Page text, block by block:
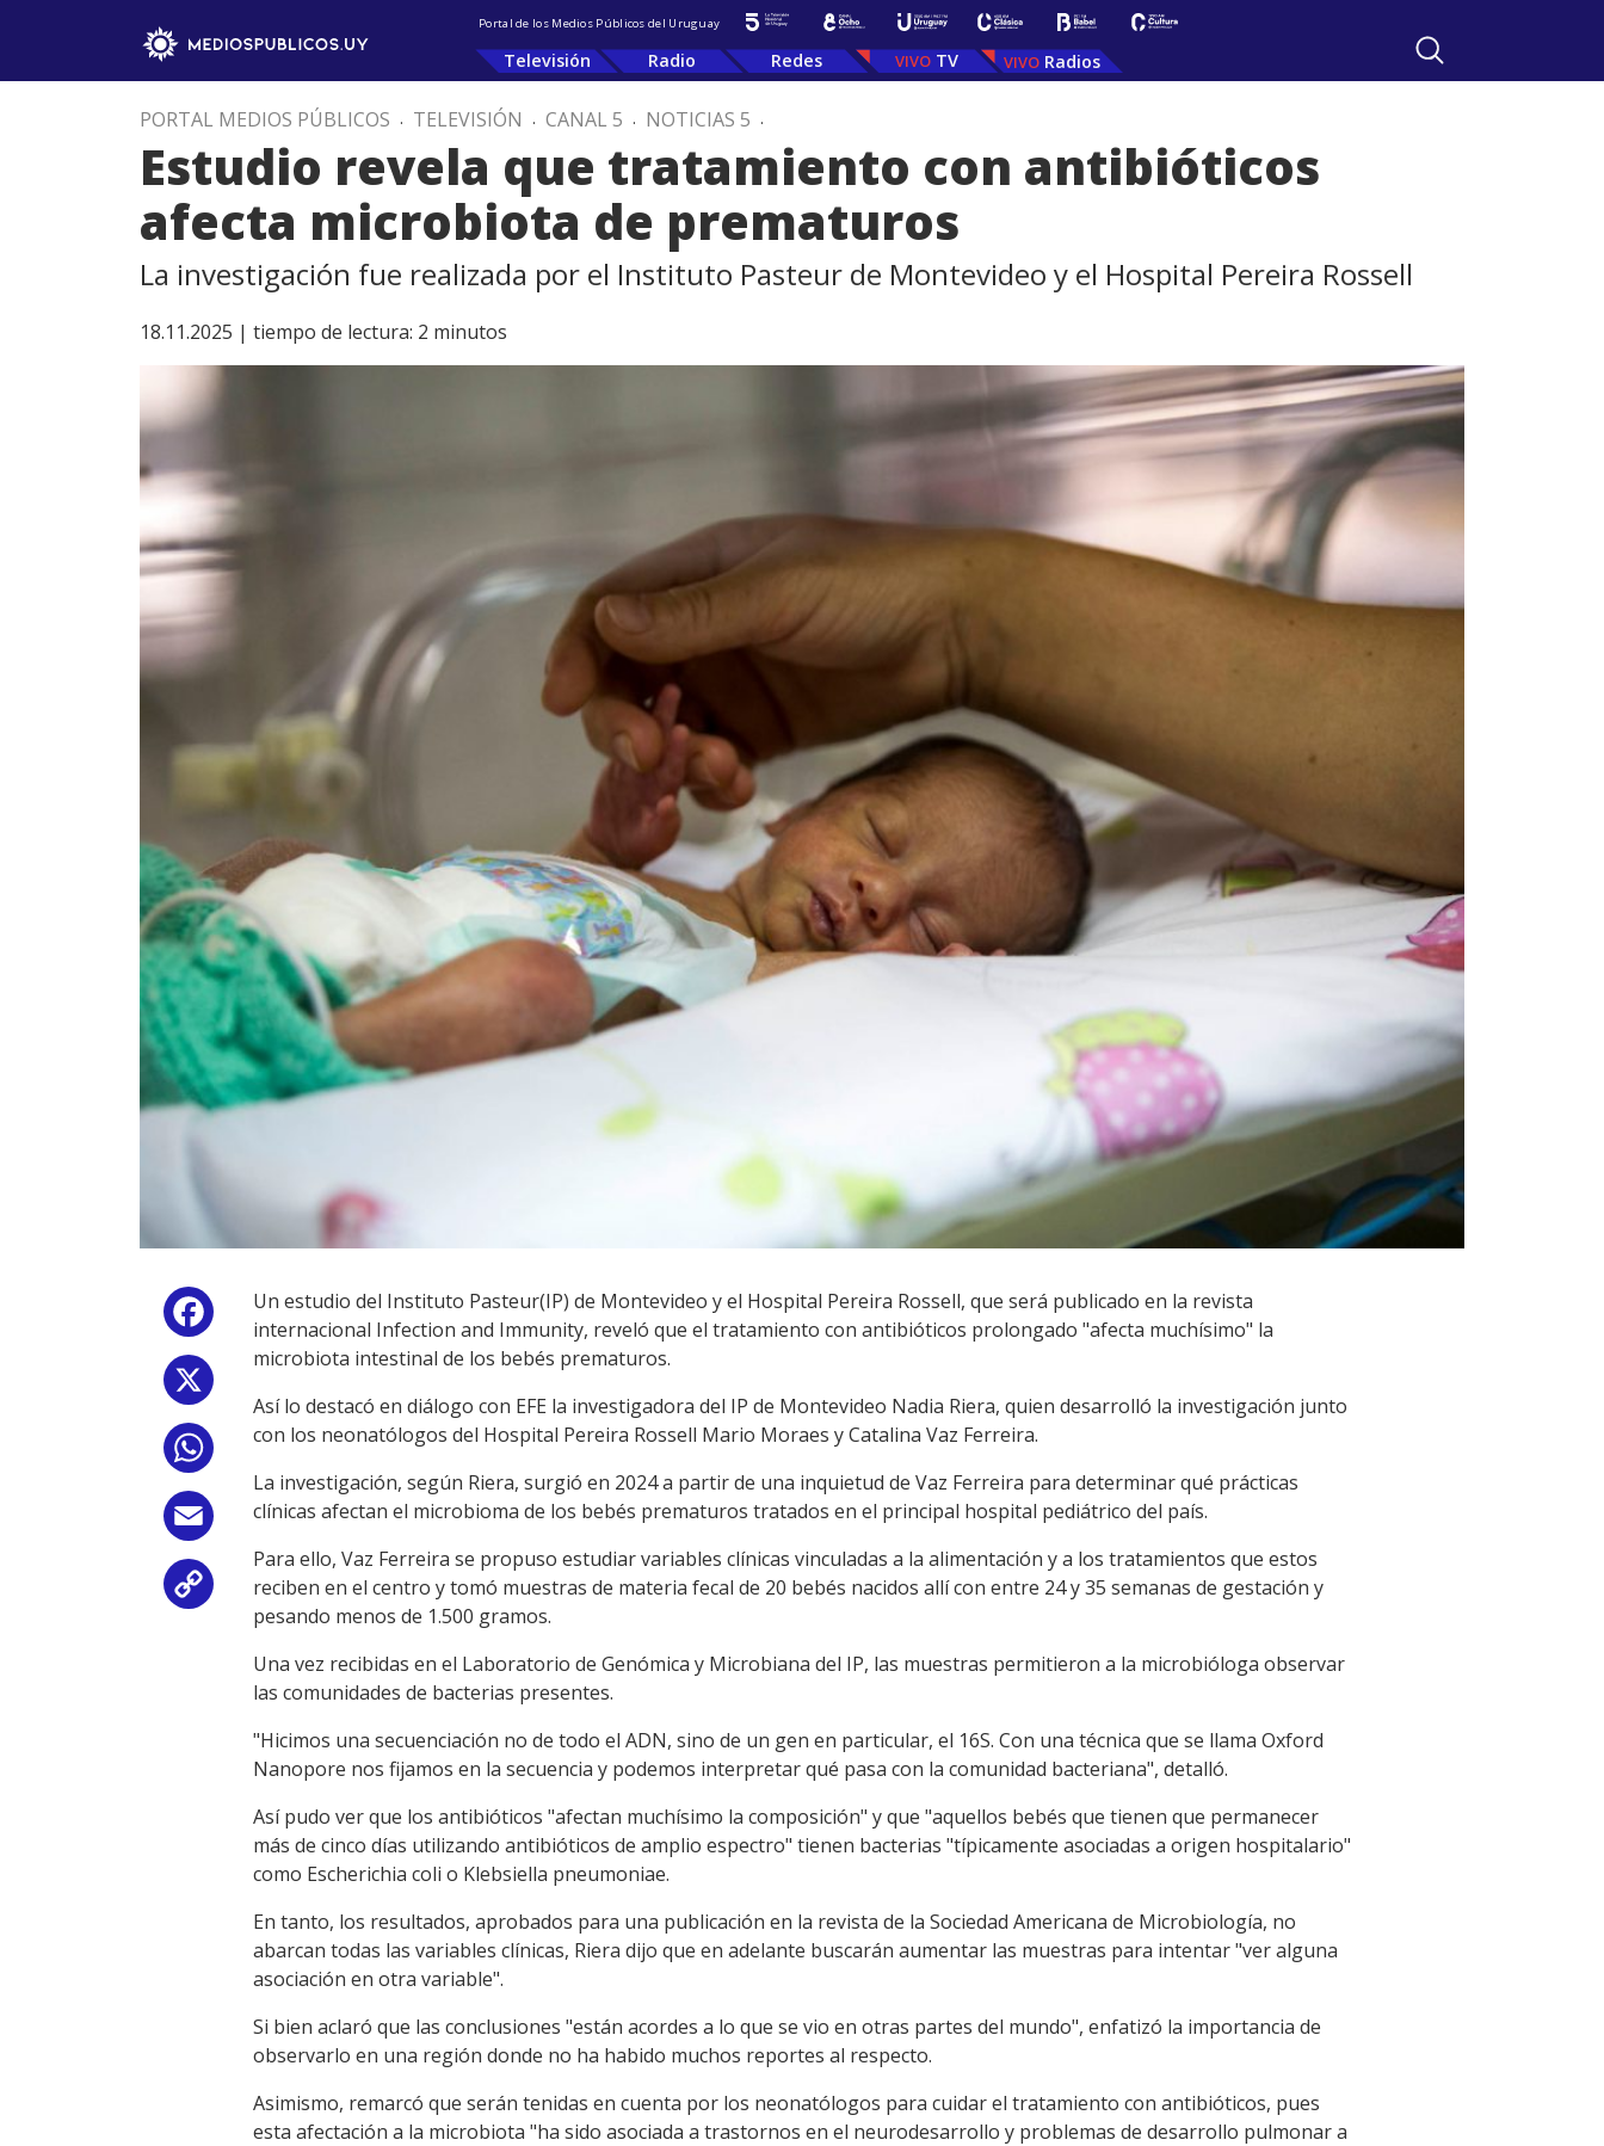
Portal de los Medios Públicos del Uruguay
Televisión Radio Redes TV Radios
PORTAL MEDIOS PÚBLICOS . TELEVISIÓN . CANAL 5 . NOTICIAS 5 .
Estudio revela que tratamiento con antibióticos
afecta microbiota de prematuros
La investigación fue realizada por el Instituto Pasteur de Montevideo y el Hospital Pereira Rossell
18.11.2025 | tiempo de lectura: 2 minutos
Facebook
Email
Copy
Un estudio del Instituto Pasteur(IP) de Montevideo y el Hospital Pereira Rossell, que será publicado en la revista
internacional Infection and Immunity, reveló que el tratamiento con antibióticos prolongado "afecta muchísimo" la
microbiota intestinal de los bebés prematuros.
Así lo destacó en diálogo con EFE la investigadora del IP de Montevideo Nadia Riera, quien desarrolló la investigación junto
con los neonatólogos del Hospital Pereira Rossell Mario Moraes y Catalina Vaz Ferreira.
La investigación, según Riera, surgió en 2024 a partir de una inquietud de Vaz Ferreira para determinar qué prácticas
clínicas afectan el microbioma de los bebés prematuros tratados en el principal hospital pediátrico del país.
Para ello, Vaz Ferreira se propuso estudiar variables clínicas vinculadas a la alimentación y a los tratamientos que estos
reciben en el centro y tomó muestras de materia fecal de 20 bebés nacidos allí con entre 24 y 35 semanas de gestación y
pesando menos de 1.500 gramos.
Una vez recibidas en el Laboratorio de Genómica y Microbiana del IP, las muestras permitieron a la microbióloga observar
las comunidades de bacterias presentes.
"Hicimos una secuenciación no de todo el ADN, sino de un gen en particular, el 16S. Con una técnica que se llama Oxford
Nanopore nos fijamos en la secuencia y podemos interpretar qué pasa con la comunidad bacteriana", detalló.
Así pudo ver que los antibióticos "afectan muchísimo la composición" y que "aquellos bebés que tienen que permanecer
más de cinco días utilizando antibióticos de amplio espectro" tienen bacterias "típicamente asociadas a origen hospitalario"
como Escherichia coli o Klebsiella pneumoniae.
En tanto, los resultados, aprobados para una publicación en la revista de la Sociedad Americana de Microbiología, no
abarcan todas las variables clínicas, Riera dijo que en adelante buscarán aumentar las muestras para intentar "ver alguna
asociación en otra variable".
Si bien aclaró que las conclusiones "están acordes a lo que se vio en otras partes del mundo", enfatizó la importancia de
observarlo en una región donde no ha habido muchos reportes al respecto.
Asimismo, remarcó que serán tenidas en cuenta por los neonatólogos para cuidar el tratamiento con antibióticos, pues
esta afectación a la microbiota "ha sido asociada a trastornos en el neurodesarrollo y problemas de desarrollo pulmonar a